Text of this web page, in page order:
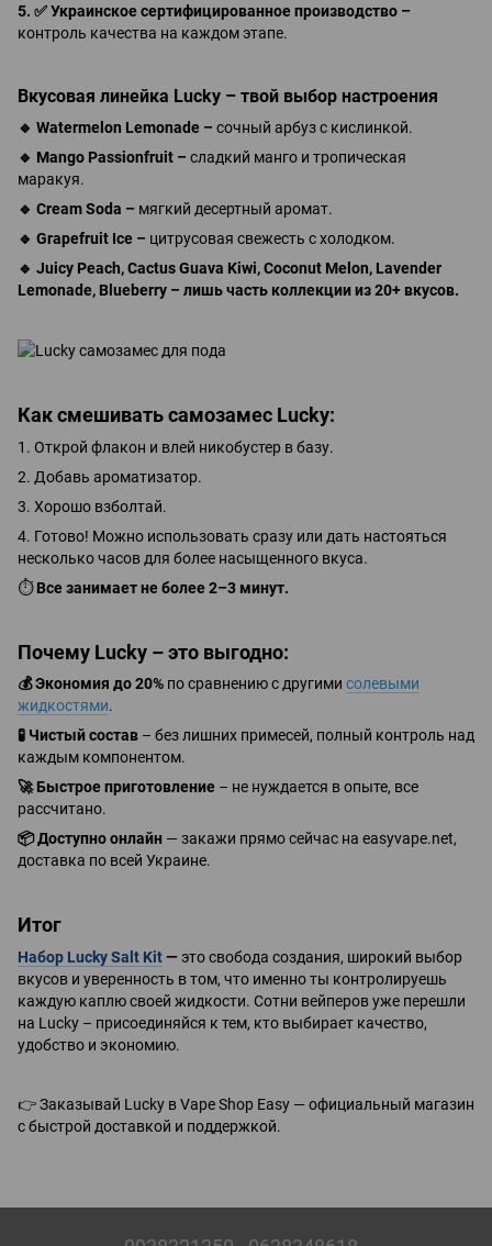
5. ✅Украинское сертифицированное производство –
контроль качества на каждом этапе.
Вкусовая линейка Lucky – твой выбор настроения
🔹 Watermelon Lemonade – сочный арбуз с кислинкой.
🔹 Mango Passionfruit – сладкий манго и тропическая
маракуя.
🔹 Cream Soda – мягкий десертный аромат.
🔹 Grapefruit Ice – цитрусовая свежесть с холодком.
🔹 Juicy Peach, Cactus Guava Kiwi, Coconut Melon, Lavender
Lemonade, Blueberry – лишь часть коллекции из 20+ вкусов.
Как смешивать самозамес Lucky:
1. Открой флакон и влей никобустер в базу.
2. Добавь ароматизатор.
3. Хорошо взболтай.
4. Готово! Можно использовать сразу или дать настояться
несколько часов для более насыщенного вкуса.
⏱️Все занимает не более 2–3 минут.
Почему Lucky – это выгодно:
💰Экономия до 20% по сравнению с другими солевыми
жидкостями.
🧪 Чистый состав – без лишних примесей, полный контроль над
каждым компонентом.
🚀Быстрое приготовление – не нуждается в опыте, все
рассчитано.
📦Доступно онлайн — закажи прямо сейчас на easyvape.net,
доставка по всей Украине.
Итог
Набор Lucky Salt Kit—это свобода создания, широкий выбор
вкусов и уверенность в том, что именно ты контролируешь
каждую каплю своей жидкости. Сотни вейперов уже перешли
на Lucky – присоединяйся к тем, кто выбирает качество,
удобство и экономию.
👉Заказывай Lucky в Vape Shop Easy — официальный магазин
с быстрой доставкой и поддержкой.